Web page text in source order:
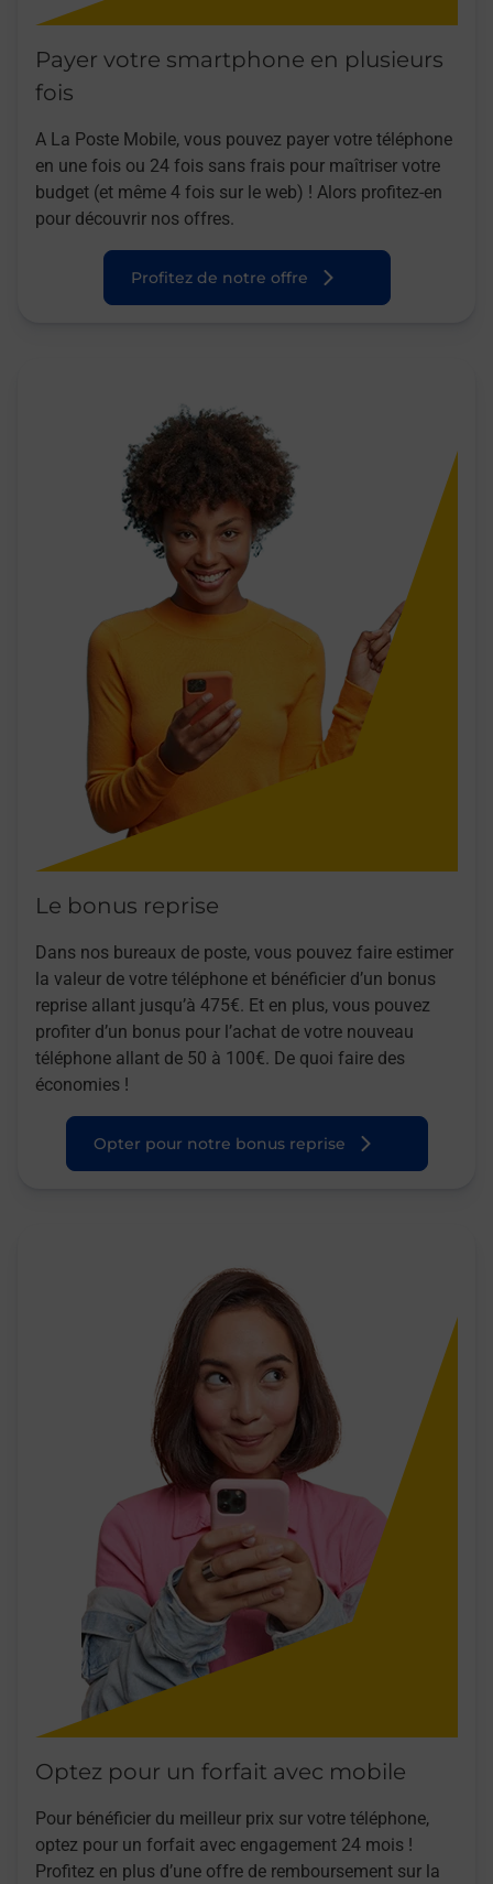
Payer votre smartphone en plusieurs
fois
A La Poste Mobile, vous pouvez payer votre téléphone
en une fois ou 24 fois sans frais pour maîtriser votre
budget (et même 4 fois sur le web) ! Alors profitez-en
pour découvrir nos offres.
Profitez de notre offre
Le bonus reprise
Dans nos bureaux de poste, vous pouvez faire estimer
la valeur de votre téléphone et bénéficier d’un bonus
reprise allant jusqu’à 475€. Et en plus, vous pouvez
profiter d’un bonus pour l’achat de votre nouveau
téléphone allant de 50 à 100€. De quoi faire des
économies !
Opter pour notre bonus reprise
Optez pour un forfait avec mobile
Pour bénéficier du meilleur prix sur votre téléphone,
optez pour un forfait avec engagement 24 mois !
Profitez en plus d’une offre de remboursement sur la